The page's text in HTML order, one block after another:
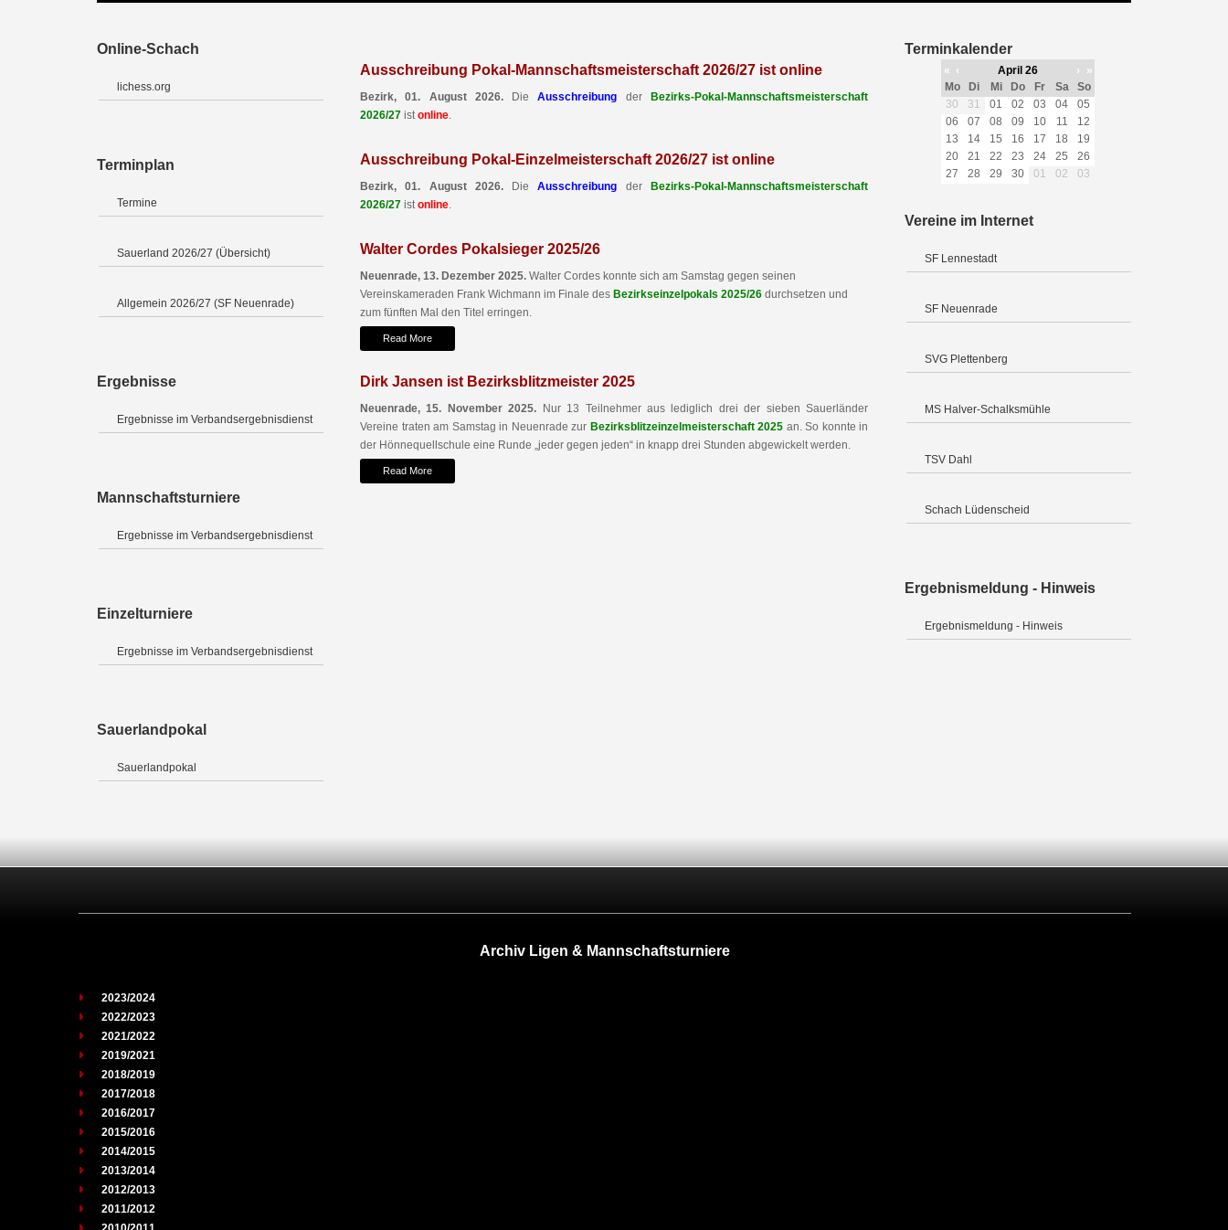
Online-Schach
lichess.org
Terminplan
Termine
Sauerland 2026/27 (Übersicht)
Allgemein 2026/27 (SF Neuenrade)
Ergebnisse
Ergebnisse im Verbandsergebnisdienst
Mannschaftsturniere
Ergebnisse im Verbandsergebnisdienst
Einzelturniere
Ergebnisse im Verbandsergebnisdienst
Sauerlandpokal
Sauerlandpokal
Ausschreibung Pokal-Mannschaftsmeisterschaft 2026/27 ist online
Bezirk, 01. August 2026.DieAusschreibung derBezirks-Pokal-Mannschaftsmeisterschaft
2026/27 ist online
Ausschreibung Pokal-Einzelmeisterschaft 2026/27 ist online
Bezirk, 01. August 2026.DieAusschreibung derBezirks-Pokal-Mannschaftsmeisterschaft
2026/27 ist online
Walter Cordes Pokalsieger 2025/26
Neuenrade, 13. Dezember 2025. Walter Cordes konnte sich am Samstag gegen seinen
Vereinskameraden Frank Wichmann im Finale des Bezirkseinzelpokals 2025/26 durchsetzen und
zum fünften Mal den Titel erringen.
Read More
Dirk Jansen ist Bezirksblitzmeister 2025
Neuenrade, 15. November 2025. Nur 13 Teilnehmer aus lediglich drei der sieben Sauerländer
Vereine traten am Samstag in Neuenrade zur Bezirksblitzeinzelmeisterschaft 2025 an. So konnte in
der Hönnequellschule eine Runde „jeder gegen jeden“ in knapp drei Stunden abgewickelt werden.
Read More
Terminkalender
« ‹ April 26 ›
»
Mo
Di Mi Do Fr Sa
So
30
31 01 02 03 04
05
06
07 08 09 10 11
12
13
14 15 16 17 18
19
20
21 22 23 24 25
26
27
28 29 30 01 02 03
Vereine im Internet
SF Lennestadt
SF Neuenrade
SVG Plettenberg
MS Halver-Schalksmühle
TSV Dahl
Schach Lüdenscheid
Ergebnismeldung - Hinweis
Ergebnismeldung - Hinweis
Archiv Ligen & Mannschaftsturniere
2023/2024
2022/2023
2021/2022
2019/2021
2018/2019
2017/2018
2016/2017
2015/2016
2014/2015
2013/2014
2012/2013
2011/2012